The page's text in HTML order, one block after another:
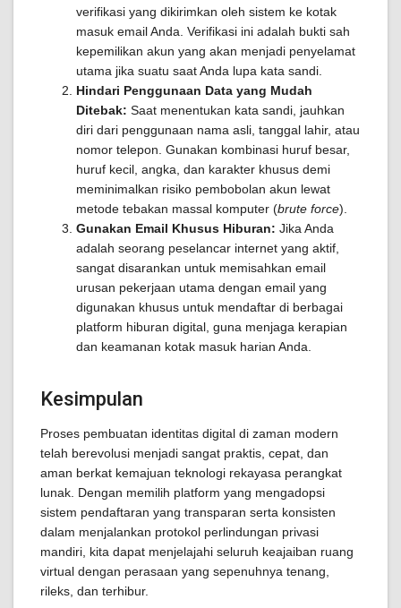
verifikasi yang dikirimkan oleh sistem ke kotak
masuk email Anda. Verifikasi ini adalah bukti sah
kepemilikan akun yang akan menjadi penyelamat
utama jika suatu saat Anda lupa kata sandi.
Hindari Penggunaan Data yang Mudah
Ditebak: Saat menentukan kata sandi, jauhkan
diri dari penggunaan nama asli, tanggal lahir, atau
nomor telepon. Gunakan kombinasi huruf besar,
huruf kecil, angka, dan karakter khusus demi
meminimalkan risiko pembobolan akun lewat
metode tebakan massal komputer (brute force).
Gunakan Email Khusus Hiburan: Jika Anda
adalah seorang peselancar internet yang aktif,
sangat disarankan untuk memisahkan email
urusan pekerjaan utama dengan email yang
digunakan khusus untuk mendaftar di berbagai
platform hiburan digital, guna menjaga kerapian
dan keamanan kotak masuk harian Anda.
Kesimpulan
Proses pembuatan identitas digital di zaman modern
telah berevolusi menjadi sangat praktis, cepat, dan
aman berkat kemajuan teknologi rekayasa perangkat
lunak. Dengan memilih platform yang mengadopsi
sistem pendaftaran yang transparan serta konsisten
dalam menjalankan protokol perlindungan privasi
mandiri, kita dapat menjelajahi seluruh keajaiban ruang
virtual dengan perasaan yang sepenuhnya tenang,
rileks, dan terhibur.